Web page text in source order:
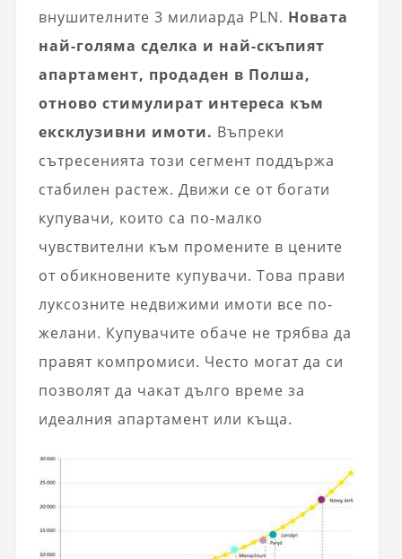
внушителните 3 милиарда PLN. Новата
най-голяма сделка и най-скъпият
апартамент, продаден в Полша,
отново стимулират интереса към
ексклузивни имоти. Въпреки
сътресенията този сегмент поддържа
стабилен растеж. Движи се от богати
купувачи, които са по-малко
чувствителни към промените в цените
от обикновените купувачи. Това прави
луксозните недвижими имоти все по-
желани. Купувачите обаче не трябва да
правят компромиси. Често могат да си
позволят да чакат дълго време за
идеалния апартамент или къща.